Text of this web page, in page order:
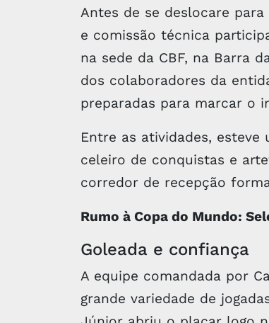
Antes de se deslocare
e comissão técnica
na sede da CBF, na Barra
dos colaboradores da
preparadas para marcar o
Entre as atividades, esteve
celeiro de conquistas e
corredor de recepção
Rumo à Copa do Mundo:
Goleada e confiança
A equipe comandada por
grande variedade de